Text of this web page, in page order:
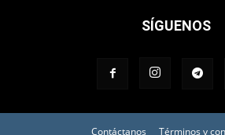
SÍGUENOS
Contáctanos Términos y